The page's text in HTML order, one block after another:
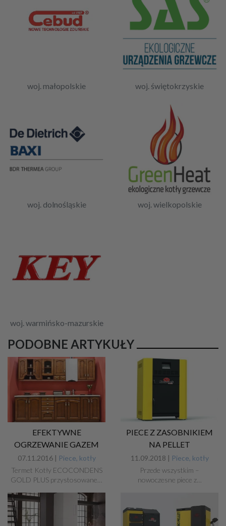
woj. małopolskie woj. świętokrzyskie
woj. dolnośląskie woj. wielkopolskie
woj. warmińsko-mazurskie
PODOBNE ARTYKUŁY
EFEKTYWNE
OGRZEWANIE GAZEM
07.11.2016 | Piece, kotły
Termet Kotły ECOCONDENS
GOLD PLUS przystosowane…
PIECE Z ZASOBNIKIEM
NA PELLET
11.09.2018 | Piece, kotły
Przede wszystkim –
nowoczesne piece z…